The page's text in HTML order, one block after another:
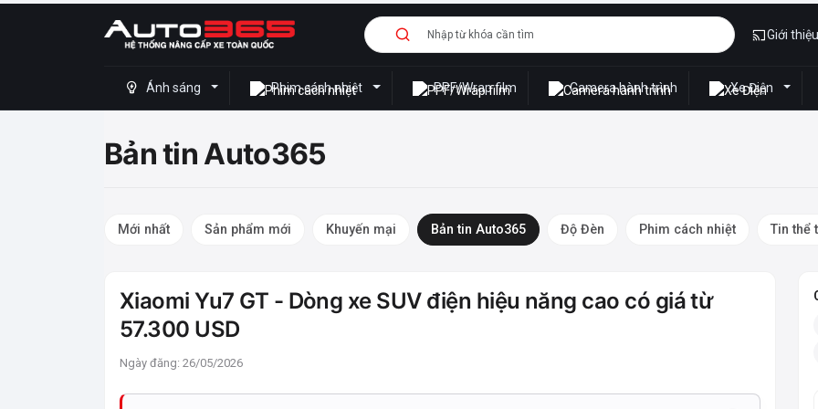
Giới thiệu
Ánh sáng Phim cách nhiệt PPF/Wrap film Camera hành trình Xe Điện
Bản tin Auto365
Mới nhất Sản phẩm mới Khuyến mại Bản tin Auto365 Độ Đèn Phim cách nhiệt Tin thể
Xiaomi Yu7 GT - Dòng xe SUV điện hiệu năng cao có giá từ
57.300 USD
Ngày đăng: 26/05/2026